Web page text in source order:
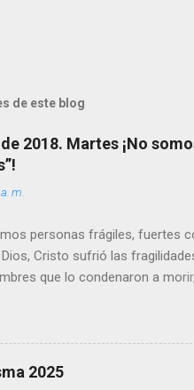
de este blog
2018. Martes ¡No
m.
personas frágiles, fuertes
Cristo sufrió las
que lo condenaron a
Jesucristo? Que, si
sin ser superhombres,
2025